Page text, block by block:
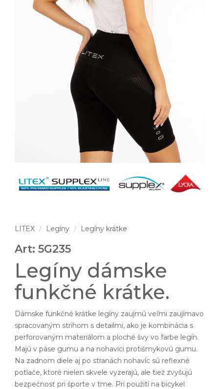
LITEX Legíny Legíny krátke
Art: 5G235
Legíny dámske
funkčné krátke.
Dámske funkčné krátke legíny zaujmú veľmi zaujímavo
spracovaným strihom s detailmi, ako je kombinácia s
perforovaným materiálom a ploché švy vo farbe legín.
Majú v páse gumu a na nohavici protišmykovú gumu.
Na zadnom diele aj po stranách nohavíc sú reflexné
potlače, ktoré nielen skvele vyzerajú, ale tiež zvyšujú
bezpečnosť pri športe v tme. Pri použití na bicykel